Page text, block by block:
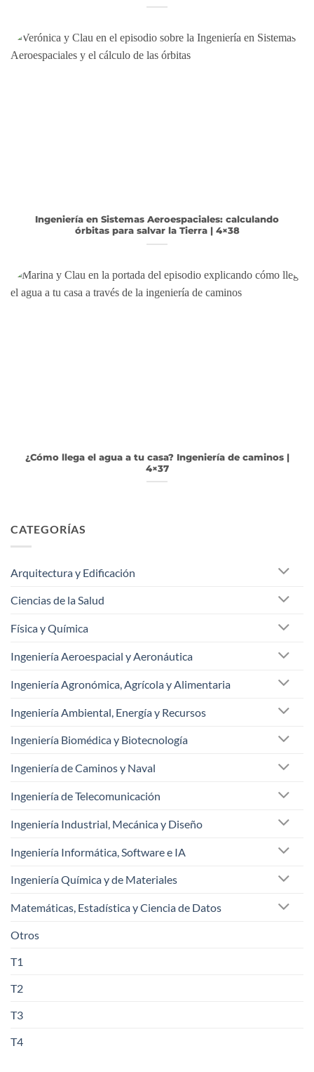
Ingeniería en Sistemas Aeroespaciales: calculando
órbitas para salvar la Tierra | 4×38
¿Cómo llega el agua a tu casa? Ingeniería de caminos |
4×37
CATEGORÍAS
Arquitectura y Edificación
Ciencias de la Salud
Física y Química
Ingeniería Aeroespacial y Aeronáutica
Ingeniería Agronómica, Agrícola y Alimentaria
Ingeniería Ambiental, Energía y Recursos
Ingeniería Biomédica y Biotecnología
Ingeniería de Caminos y Naval
Ingeniería de Telecomunicación
Ingeniería Industrial, Mecánica y Diseño
Ingeniería Informática, Software e IA
Ingeniería Química y de Materiales
Matemáticas, Estadística y Ciencia de Datos
Otros
T1
T2
T3
T4